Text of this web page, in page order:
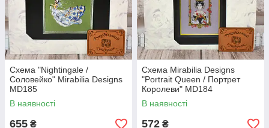
Схема "Nightingale /
Соловейко" Mirabilia Designs
MD185
В наявності
655 ₴
Схема Mirabilia Designs
"Portrait Queen / Портрет
Королеви" MD184
В наявності
572 ₴